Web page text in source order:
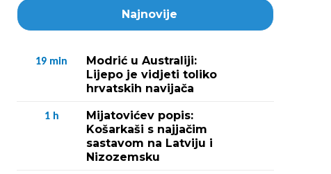
Najnovije
19 min
Modrić u Australiji:
Lijepo je vidjeti toliko
hrvatskih navijača
1 h
Mijatovićev popis:
Košarkaši s najjačim
sastavom na Latviju i
Nizozemsku